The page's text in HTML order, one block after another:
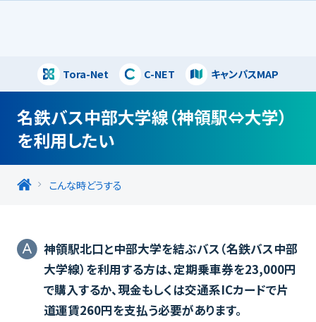
Tora-Net C-NET キャンパスMAP閉じる
名鉄バス中部大学線（神領駅⇔大学）
を利用したい
こんな時どうする
神領駅北口と中部大学を結ぶバス（名鉄バス中部
大学線）を利用する方は、定期乗車券を23,000円
で購入するか、現金もしくは交通系ICカードで片
道運賃260円を支払う必要があります。